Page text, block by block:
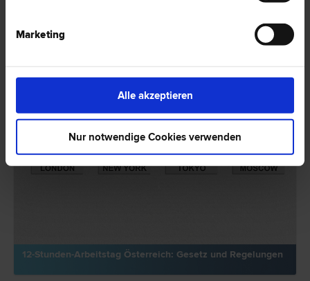
Marketing
Alle akzeptieren
Nur notwendige Cookies verwenden
12-Stunden-Arbeitstag Österreich: Gesetz und Regelungen